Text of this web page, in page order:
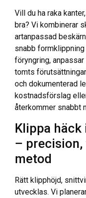
Vill du ha raka
bra? Vi kombinerar
artanpassad
snabb
föryngring,
tomts
och dokumenterad
kostnadsförslag
återkommer snabbt
Klippa häck
–
metod
Rätt klipphöjd,
utvecklas. Vi